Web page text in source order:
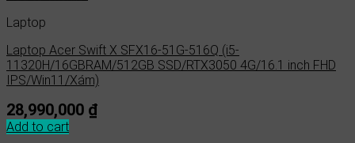
Laptop
Laptop Acer Swift X SFX16-51G-516Q (i5-
11320H/16GBRAM/512GB SSD/RTX3050 4G/16.1 inch FHD
IPS/Win11/Xám)
28,990,000 ₫
Add to cart